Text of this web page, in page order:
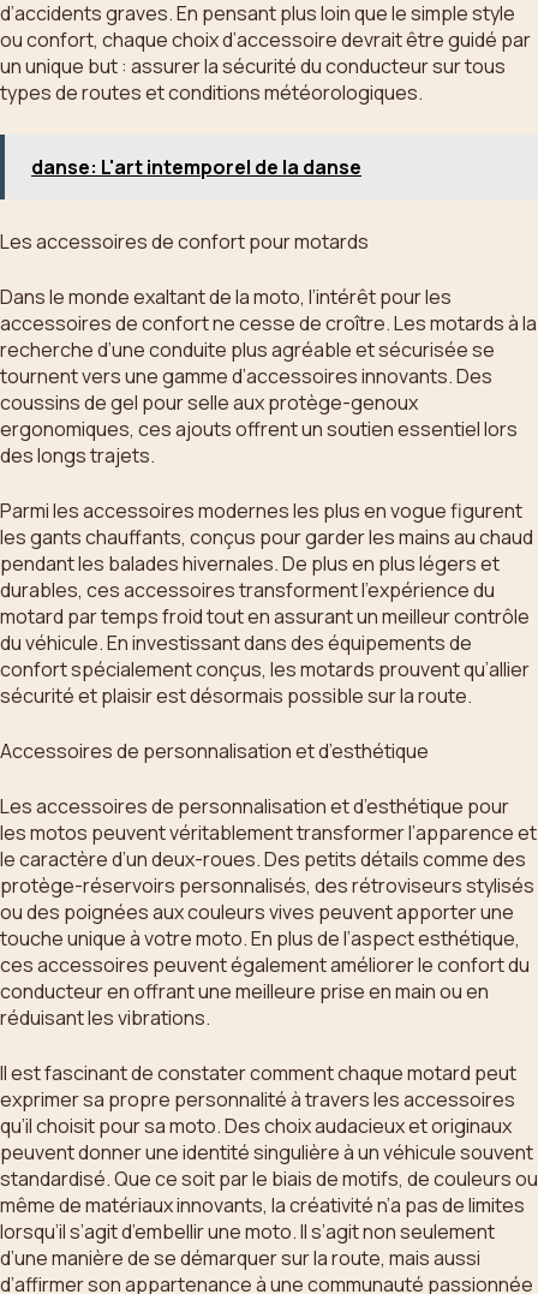
d’accidents graves. En pensant plus loin que le simple style
ou confort, chaque choix d’accessoire devrait être guidé par
un unique but : assurer la sécurité du conducteur sur tous
types de routes et conditions météorologiques.
danse: L'art intemporel de la danse
Les accessoires de confort pour motards
Dans le monde exaltant de la moto, l’intérêt pour les
accessoires de confort ne cesse de croître. Les motards à la
recherche d’une conduite plus agréable et sécurisée se
tournent vers une gamme d’accessoires innovants. Des
coussins de gel pour selle aux protège-genoux
ergonomiques, ces ajouts offrent un soutien essentiel lors
des longs trajets.
Parmi les accessoires modernes les plus en vogue figurent
les gants chauffants, conçus pour garder les mains au chaud
pendant les balades hivernales. De plus en plus légers et
durables, ces accessoires transforment l’expérience du
motard par temps froid tout en assurant un meilleur contrôle
du véhicule. En investissant dans des équipements de
confort spécialement conçus, les motards prouvent qu’allier
sécurité et plaisir est désormais possible sur la route.
Accessoires de personnalisation et d’esthétique
Les accessoires de personnalisation et d’esthétique pour
les motos peuvent véritablement transformer l’apparence et
le caractère d’un deux-roues. Des petits détails comme des
protège-réservoirs personnalisés, des rétroviseurs stylisés
ou des poignées aux couleurs vives peuvent apporter une
touche unique à votre moto. En plus de l’aspect esthétique,
ces accessoires peuvent également améliorer le confort du
conducteur en offrant une meilleure prise en main ou en
réduisant les vibrations.
Il est fascinant de constater comment chaque motard peut
exprimer sa propre personnalité à travers les accessoires
qu’il choisit pour sa moto. Des choix audacieux et originaux
peuvent donner une identité singulière à un véhicule souvent
standardisé. Que ce soit par le biais de motifs, de couleurs ou
même de matériaux innovants, la créativité n’a pas de limites
lorsqu’il s’agit d’embellir une moto. Il s’agit non seulement
d’une manière de se démarquer sur la route, mais aussi
d’affirmer son appartenance à une communauté passionnée